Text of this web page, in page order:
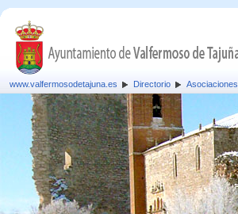
www.valfermosodetajuna.es Directorio Asociaciones